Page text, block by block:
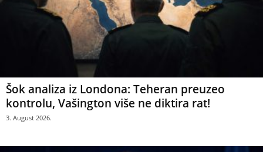
Šok analiza iz Londona: Teheran preuzeo
kontrolu, Vašington više ne diktira rat!
3. August 2026.